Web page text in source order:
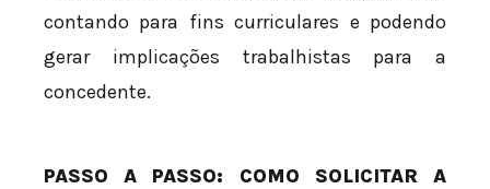
contando para fins curriculares e podendo
gerar implicações trabalhistas para a
concedente.
PASSO A PASSO: COMO SOLICITAR A